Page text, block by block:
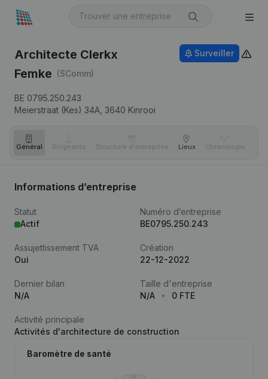
Architecte Clerkx
Femke (SComm)
BE 0795.250.243
Meierstraat (Kes) 34A, 3640 Kinrooi
Surveiller
Général Dirigeants Structure d'entreprise Lieux Chronologie
Informations d’entreprise
Statut
Actif
Numéro d’entreprise
BE0795.250.243
Assujettissement TVA
Oui
Création
22-12-2022
Dernier bilan
N/A
Taille d'entreprise
N/A
0 FTE
Activité principale
Activités d'architecture de construction
Baromètre de santé